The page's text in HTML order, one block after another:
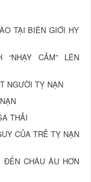
TẠI BIÊN GIỚI HY
CẢM” LÊN
NGƯỜI TỴ NẠN
THẢI
CỦA TRẺ TỴ NẠN
CHÂU ÂU HƠN